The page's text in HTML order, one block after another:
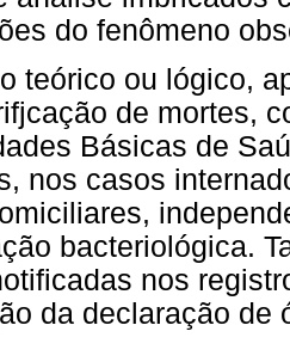
do fenômeno
teórico ou lógico,
de mortes,
Básicas de
nos casos
bacteriológica.
nos
da declaração de